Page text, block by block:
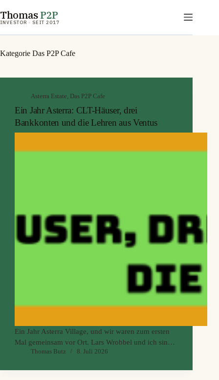
Inhalt
springen
ThomasP2P
INVESTOR · SEIT 2017
Kategorie Das P2P Cafe
Asterra Estate, Das P2P Cafe
Ein Jahr Asterra: CLT-Häuser, drei
Bankkonten und die Lehren aus Ventus
Ein Jahr Asterra Village, und wir waren zum ersten
Mal gemeinsam vor Ort. Lars Wrobbel und ich sind
eine gute halbe Stunde außerhalb von Riga über das
Thomas Butz 8. Juli 2026